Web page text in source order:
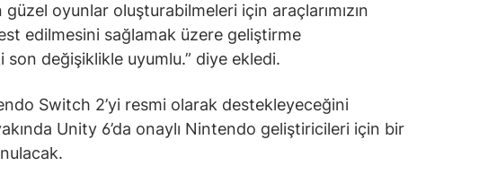
güzel oyunlar oluşturabilmeleri için araçlarımızın
edilmesini sağlamak üzere geliştirme
son değişiklikle uyumlu.” diye ekledi.
Switch 2’yi resmi olarak destekleyeceğini
Unity 6’da onaylı Nintendo geliştiricileri için bir